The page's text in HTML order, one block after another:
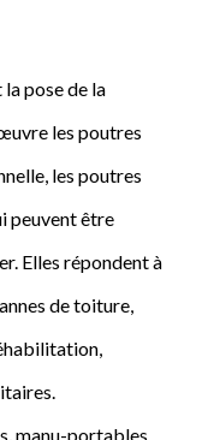
pose de la
les poutres
les poutres
peuvent être
Elles répondent à
de toiture,
manu-portables